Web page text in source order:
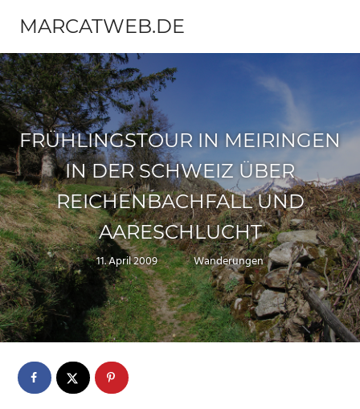
Inhalt
springen
MARCATWEB.DE
Fotografie
&
Reise
FRÜHLINGSTOUR IN MEIRINGEN
IN DER SCHWEIZ ÜBER
REICHENBACHFALL UND
AARESCHLUCHT
11. April 2009 Marc
Wanderungen